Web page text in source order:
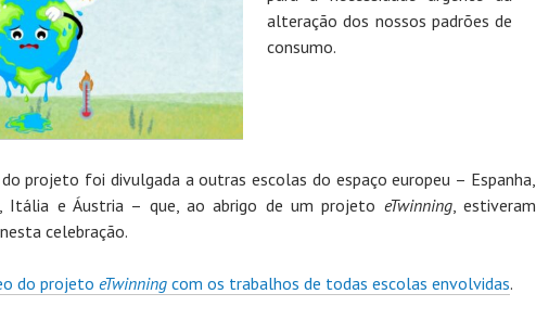
alteração dos nossos padrões de
consumo.
do projeto foi divulgada a outras escolas do espaço europeu – Espanha,
Itália e Áustria – que, ao abrigo de um projeto eTwinning, estiveram
celebração.
do projeto eTwinning com os trabalhos de todas escolas envolvidas.